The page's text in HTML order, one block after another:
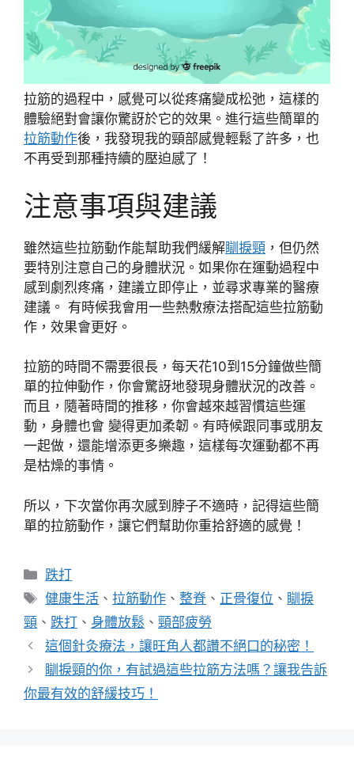
拉筋的過程中，感覺可以從疼痛變成松弛，這樣的
體驗絕對會讓你驚訝於它的效果。進行這些簡單的
拉筋動作後，我發現我的頸部感覺輕鬆了許多，也
不再受到那種持續的壓迫感了！
注意事項與建議
雖然這些拉筋動作能幫助我們緩解瞓捩頸 ，但仍然
要特別注意自己的身體狀況。如果你在運動過程中
感到劇烈疼痛，建議立即停止，並尋求專業的醫療
建議。 有時候我會用一些熱敷療法搭配這些拉筋動
作，效果會更好。
拉筋的時間不需要很長，每天花10到15分鐘做些簡
單的拉伸動作，你會驚訝地發現身體狀況的改善。
而且，隨著時間的推移，你會越來越習慣這些運
動，身體也會 變得更加柔韌。有時候跟同事或朋友
一起做，還能增添更多樂趣，這樣每次運動都不再
是枯燥的事情。
所以，下次當你再次感到脖子不適時，記得這些簡
單的拉筋動作，讓它們幫助你重拾舒適的感覺！
分
類
跌打
標
籤
健康生活 、 拉筋動作 、整脊 、 正骨復位 、 瞓捩
頸 、 跌打 、 身體放鬆 、 頸部疲勞
這個針灸療法，讓旺角人都讚不絕口的秘密！
瞓捩頸的你，有試過這些拉筋方法嗎？讓我告訴
你最有效的舒緩技巧！